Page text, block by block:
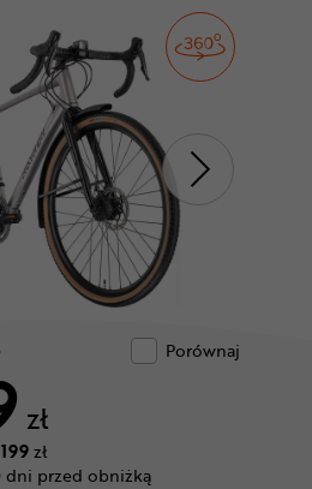
Porównaj
zł
zł
dni przed obniżką